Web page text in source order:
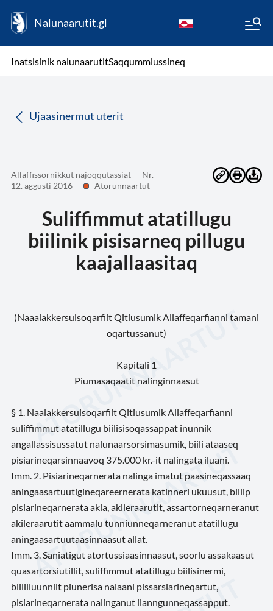
Nalunaarutit.gl
Inatsisinik nalunaarutitSaqqummiussineq
Ujaasinermut uterit
Allaffissornikkut najoqqutassiat
Nr. -
12. aggusti 2016
Atorunnaartut
Suliffimmut atatillugu
biilinik pisisarneq pillugu
kaajallaasitaq
(Naaalakkersuisoqarfiit Qitiusumik Allaffeqarfianni tamani
oqartussanut)
Kapitali 1
Piumasaqaatit nalinginnaasut
§ 1. Naalakkersuisoqarfiit Qitiusumik Allaffeqarfianni
suliffimmut atatillugu biilisisoqassappat inunnik
angallassisussatut nalunaarsorsimasumik, biili ataaseq
pisiarineqarsinnaavoq 375.000 kr.-it nalingata iluani.
Imm. 2. Pisiarineqarnerata nalinga imatut paasineqassaaq
aningaasartuutigineqareernerata katinneri ukuusut, biilip
pisiarineqarnerata akia, akileraarutit, assartorneqarneranut
akileraarutit aammalu tunniunneqarneranut atatillugu
aningaasartuutaasinnaasut allat.
Imm. 3. Saniatigut atortussiaasinnaasut, soorlu assakaasut
quasartorsiutillit, suliffimmut atatillugu biilisinermi,
biililluunniit piunerisa nalaani pissarsiarineqartut,
pisiarineqarnerata nalinganut ilanngunneqassapput.